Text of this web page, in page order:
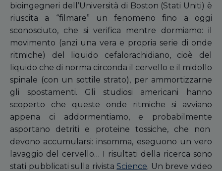
bioingegneri dell’Università di Boston (Stati Uniti) è
riuscita a “filmare” un fenomeno fino a oggi
sconosciuto, che si verifica mentre dormiamo: il
movimento (anzi una vera e propria serie di onde
ritmiche) del liquido cefalorachidiano, cioè del
liquido che di norma circonda il cervello e il midollo
spinale (con un sottile strato), per ammortizzarne
gli spostamenti. Gli studiosi americani hanno
scoperto che queste onde ritmiche si avviano
appena ci addormentiamo, e probabilmente
asportano detriti e proteine tossiche, che non
devono accumularsi: insomma, eseguono un vero
lavaggio del cervello… I risultati della ricerca sono
stati pubblicati sulla rivistaScience. Un breve video